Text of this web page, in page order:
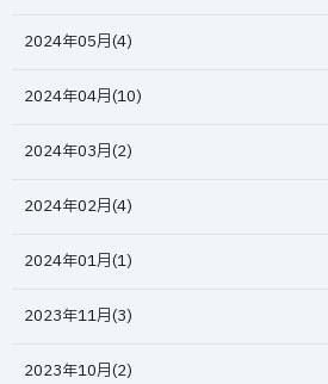
2024年05月(4)
2024年04月(10)
2024年03月(2)
2024年02月(4)
2024年01月(1)
2023年11月(3)
2023年10月(2)